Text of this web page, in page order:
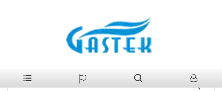
Pemanas Air Gas